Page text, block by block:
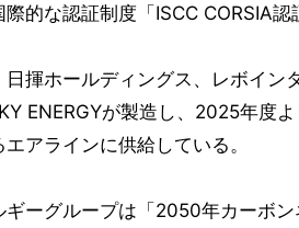
的な認証制度「ISCC CORSIA認
日揮ホールディングス、レボイン
ENERGYが製造し、2025年度
アラインに供給している。
ギーグループは「2050年カーボ